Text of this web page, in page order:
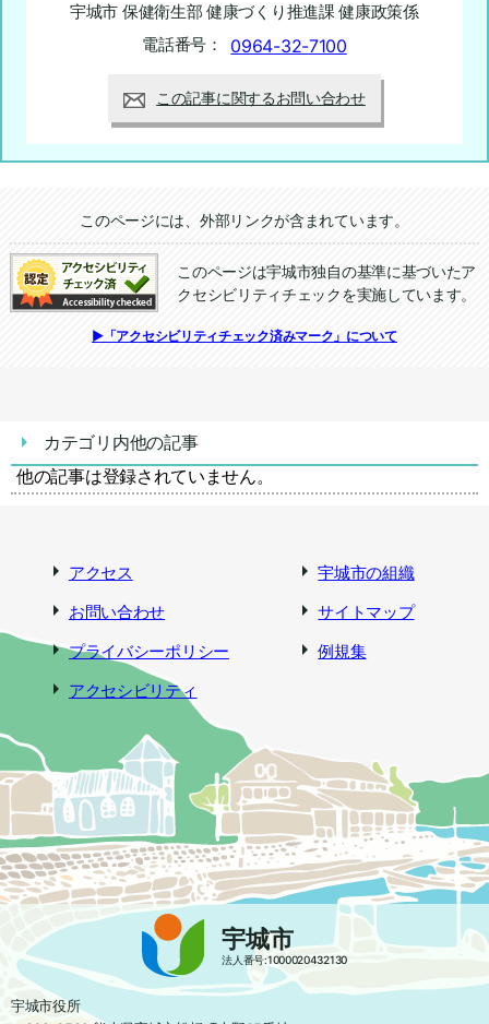
宇城市 保健衛生部 健康づくり推進課 健康政策係
電話番号：
0964-32-7100
この記事に関するお問い合わせ
追加情報：外部リンク
このページには、外部リンクが含まれています。
追加情報：アクセシビリティチェック
このページは宇城市独自の基準に基づいたア
クセシビリティチェックを実施しています。
▶「アクセシビリティチェック済みマーク」について
カテゴリ内他の記事
他の記事は登録されていません。
アクセス
宇城市の組織
お問い合わせ
サイトマップ
プライバシーポリシー
例規集
アクセシビリティ
宇城市
法人番号:1000020432130
宇城市役所